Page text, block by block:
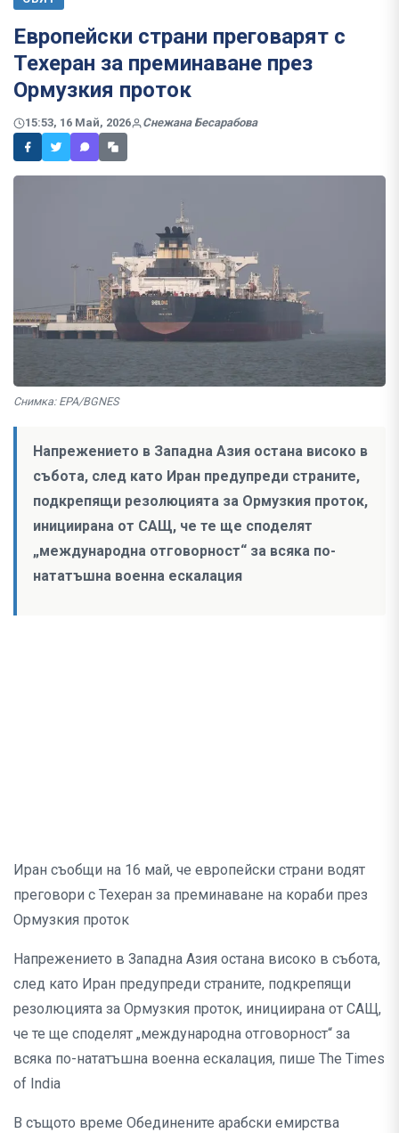
Европейски страни преговарят с
Техеран за преминаване през
Ормузкия проток
15:53, 16 Май, 2026 Снежана Бесарабова
Снимка: EPA/BGNES
Напрежението в Западна Азия остана високо в
събота, след като Иран предупреди страните,
подкрепящи резолюцията за Ормузкия проток,
инициирана от САЩ, че те ще споделят
„международна отговорност“ за всяка по-
нататъшна военна ескалация
Иран съобщи на 16 май, че европейски страни водят
преговори с Техеран за преминаване на кораби през
Ормузкия проток
Напрежението в Западна Азия остана високо в събота,
след като Иран предупреди страните, подкрепящи
резолюцията за Ормузкия проток, инициирана от САЩ,
че те ще споделят „международна отговорност“ за
всяка по-нататъшна военна ескалация, пише The Times
of India
В същото време Обединените арабски емирства